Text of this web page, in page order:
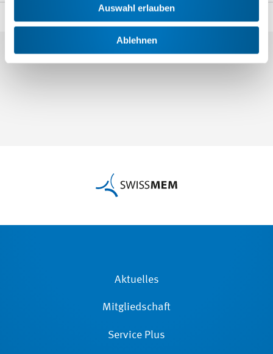
Auswahl erlauben
Ablehnen
Aktuelles
Mitgliedschaft
Service Plus